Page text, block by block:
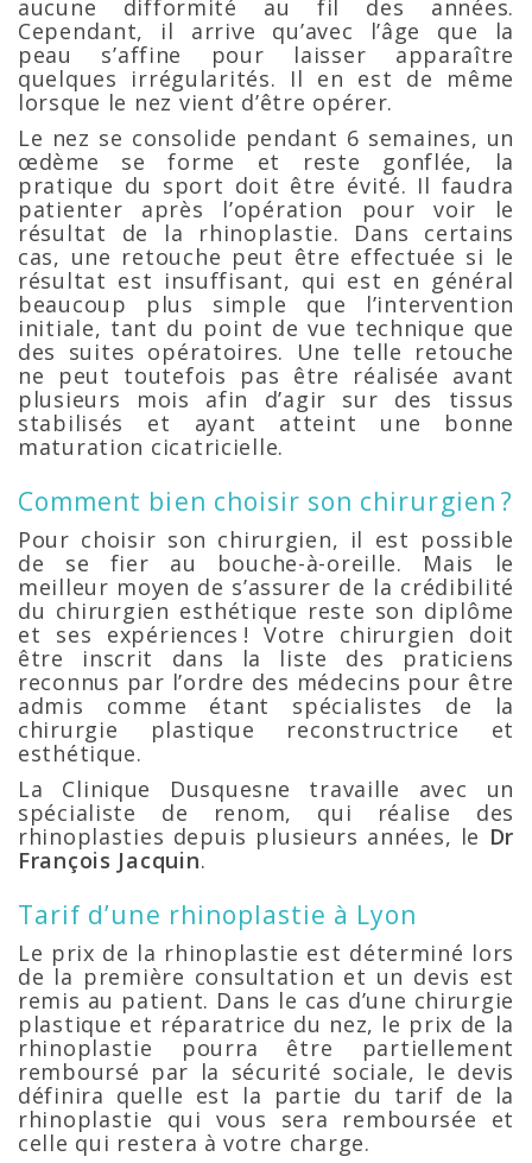
aucune difformité au fil des années.
Cependant, il arrive qu’avec l’âge que la
peau s’affine pour laisser apparaître
quelques irrégularités. Il en est de même
lorsque le nez vient d’être opérer.
Le nez se consolide pendant 6 semaines, un
œdème se forme et reste gonflée, la
pratique du sport doit être évité. Il faudra
patienter après l’opération pour voir le
résultat de la rhinoplastie. Dans certains
cas, une retouche peut être effectuée si le
résultat est insuffisant, qui est en général
beaucoup plus simple que l’intervention
initiale, tant du point de vue technique que
des suites opératoires. Une telle retouche
ne peut toutefois pas être réalisée avant
plusieurs mois afin d’agir sur des tissus
stabilisés et ayant atteint une bonne
maturation cicatricielle.
Comment bien choisir son chirurgien ?
Pour choisir son chirurgien, il est possible
de se fier au bouche-à-oreille. Mais le
meilleur moyen de s’assurer de la crédibilité
du chirurgien esthétique reste son diplôme
et ses expériences ! Votre chirurgien doit
être inscrit dans la liste des praticiens
reconnus par l’ordre des médecins pour être
admis comme étant spécialistes de la
chirurgie plastique reconstructrice et
esthétique.
La Clinique Dusquesne travaille avec un
spécialiste de renom, qui réalise des
rhinoplasties depuis plusieurs années, le Dr
François Jacquin.
Tarif d’une rhinoplastie à Lyon
Le prix de la rhinoplastie est déterminé lors
de la première consultation et un devis est
remis au patient. Dans le cas d’une chirurgie
plastique et réparatrice du nez, le prix de la
rhinoplastie pourra être partiellement
remboursé par la sécurité sociale, le devis
définira quelle est la partie du tarif de la
rhinoplastie qui vous sera remboursée et
celle qui restera à votre charge.